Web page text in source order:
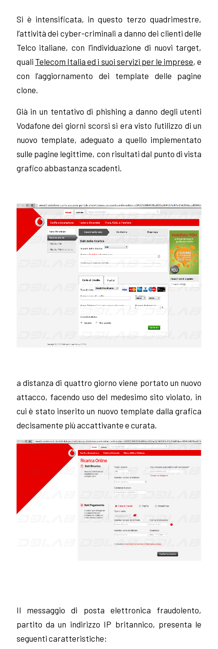
Si è intensificata, in questo terzo quadrimestre,
l’attività dei cyber-criminali a danno dei clienti delle
Telco italiane, con l’individuazione di nuovi target,
quali Telecom Italia ed i suoi servizi per le imprese, e
con l’aggiornamento dei template delle pagine
clone.
Già in un tentativo di phishing a danno degli utenti
Vodafone dei giorni scorsi si era visto l’utilizzo di un
nuovo template, adeguato a quello implementato
sulle pagine legittime, con risultati dal punto di vista
grafico abbastanza scadenti.
a distanza di quattro giorno viene portato un nuovo
attacco, facendo uso del medesimo sito violato, in
cui è stato inserito un nuovo template dalla grafica
decisamente più accattivante e curata.
Il messaggio di posta elettronica fraudolento,
partito da un indirizzo IP britannico, presenta le
seguenti caratteristiche: